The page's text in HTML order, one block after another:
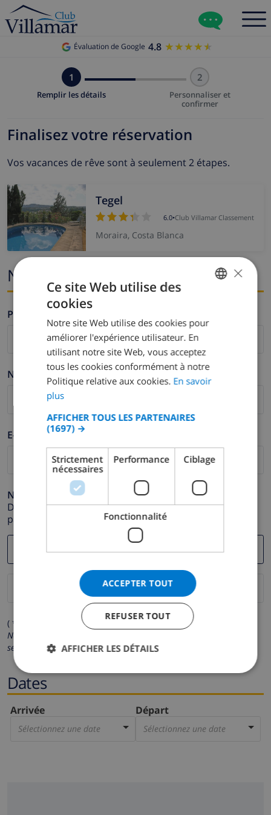
Évaluation de Google 4.8 ★★★★★
★★★★★
1
Remplir les détails
2
Personnaliser et
confirmer
Finalisez votre réservation
Vos vacances de rêve sont à seulement 2 étapes.
Tegel
6.0•Club Villamar Classement
Moraira, Costa Blanca
Nom et adresse e-mail
Prénom *
Nom de famille *
E-mail *
Numéro de téléphone *
Dans le cas où votre adresse e-mail ne fonctionnerait
pas correctement.
( * Les champs avec un astérisque sont obligatoires )
Nous respectons votre vie privée.
seront pas communiquées à des tiers.
Dates
Arrivée
Sélectionnez une date
Départ
Sélectionnez une date
DUTCH
SPANISH
GERMAN
DANISH
×
Ce site Web utilise des
cookies
Notre site Web utilise des cookies pour
améliorer l'expérience utilisateur. En
utilisant notre site Web, vous acceptez
tous les cookies conformément à notre
Politique relative aux cookies. En savoir
plus
AFFICHER TOUS LES PARTENAIRES
(1697) →
Strictement
nécessaires
Performance Ciblage
Fonctionnalité
ACCEPTER TOUT
REFUSER TOUT
AFFICHER LES DÉTAILS